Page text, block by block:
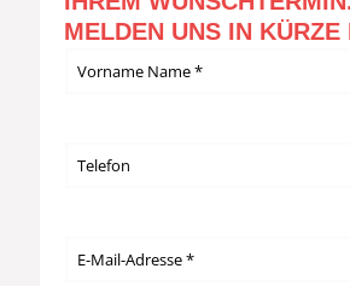
MELDEN UNS IN KÜRZE